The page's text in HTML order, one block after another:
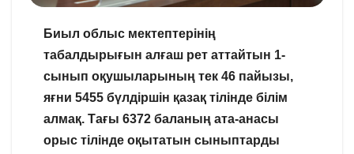
Биыл облыс мектептерінің
табалдырығын алғаш рет аттайтын 1-
сынып оқушыларының тек 46 пайызы,
яғни 5455 бүлдіршін қазақ тілінде білім
алмақ. Тағы 6372 баланың ата-анасы
орыс тілінде оқытатын сыныптарды